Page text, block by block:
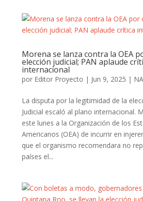
Morena se lanza contra la OEA
elección judicial; PAN aplaude
internacional
por Editor Proyecto | Jun 9, 2025 |
La disputa por la legitimidad de la
Judicial escaló al plano internacional.
este lunes a la Organización de los
Americanos (OEA) de incurrir en
que el organismo recomendara no
países el...